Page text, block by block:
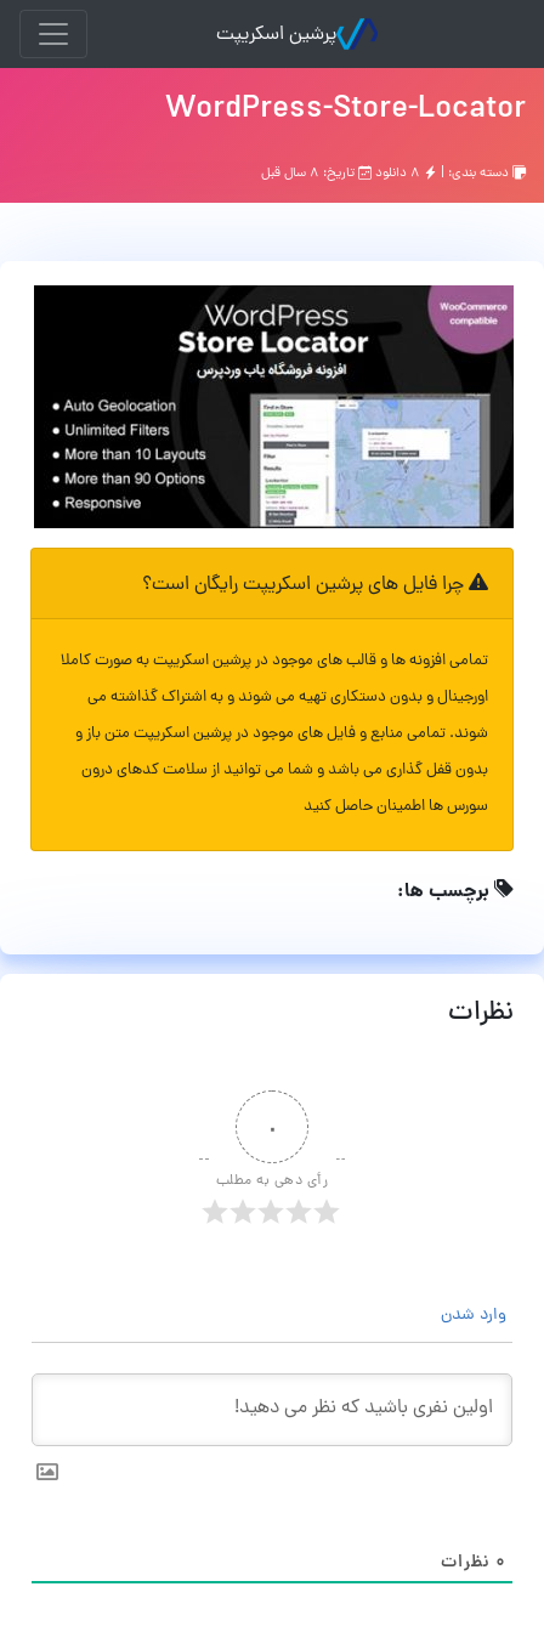
پرشین اسکریپت
WordPress-Store-Locator
دسته بندی: | تاریخ: ۸ سال قبل
چرا فایل های پرشین اسکریپت رایگان است؟
تمامی افزونه ها و قالب های موجود در پرشین اسکریپت به صورت کاملا
اورجینال و بدون دستکاری تهیه می شوند و به اشتراک گذاشته می
شوند. تمامی منابع و فایل های موجود در پرشین اسکریپت متن باز و
بدون قفل گذاری می باشد و شما می توانید از سلامت کدهای درون
سورس ها اطمینان حاصل کنید
برچسب ها:
نظرات
۰
رأی دهی به مطلب
وارد شدن
۰ نظرات